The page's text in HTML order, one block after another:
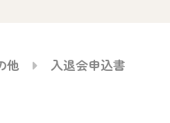
他 入退会申込書